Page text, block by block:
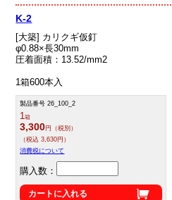
K-2
[大築] カリクギ仮釘
φ0.88×長30mm
圧着面積：13.52/mm2
1箱600本入
製品番号 26_100_2
1箱
3,300円（税別）
（税込 3,630円）
消費税について
購入数：
カートに入れる